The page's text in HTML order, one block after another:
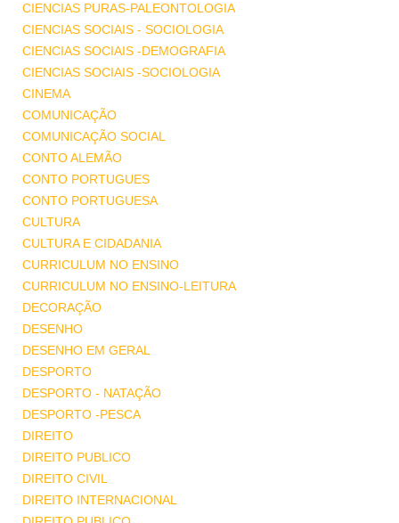
CIENCIAS PURAS-PALEONTOLOGIA
CIENCIAS SOCIAIS - SOCIOLOGIA
CIENCIAS SOCIAIS -DEMOGRAFIA
CIENCIAS SOCIAIS -SOCIOLOGIA
CINEMA
COMUNICAÇÃO
COMUNICAÇÃO SOCIAL
CONTO ALEMÃO
CONTO PORTUGUES
CONTO PORTUGUESA
CULTURA
CULTURA E CIDADANIA
CURRICULUM NO ENSINO
CURRICULUM NO ENSINO-LEITURA
DECORAÇÃO
DESENHO
DESENHO EM GERAL
DESPORTO
DESPORTO - NATAÇÃO
DESPORTO -PESCA
DIREITO
DIREITO PUBLICO
DIREITO CIVIL
DIREITO INTERNACIONAL